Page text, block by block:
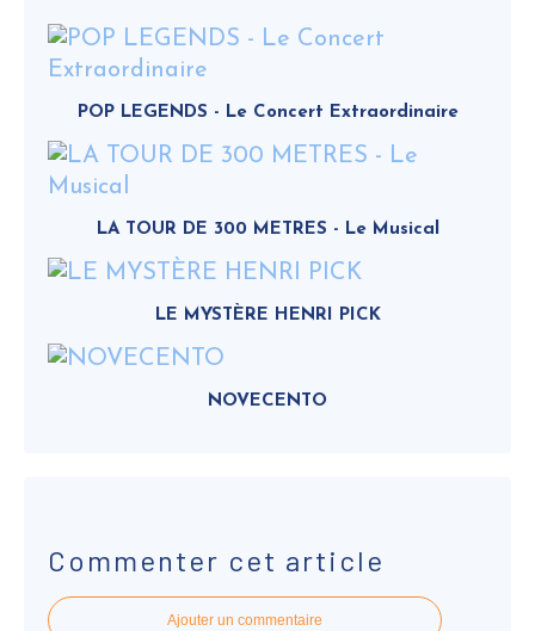
POP LEGENDS - Le Concert Extraordinaire
LA TOUR DE 300 METRES - Le Musical
LE MYSTÈRE HENRI PICK
NOVECENTO
Commenter cet article
Ajouter un commentaire